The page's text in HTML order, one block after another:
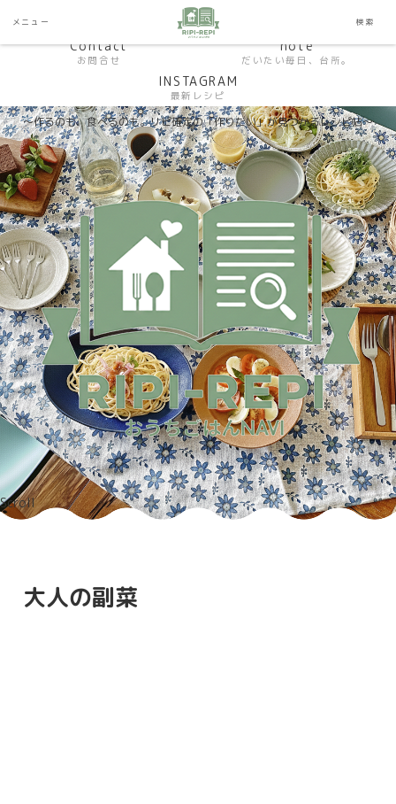
〜作るのも、食べるのも。リピ確定の「作りたい」が見つかるレシピ帖〜
Scroll
Contact
お問合せ
note
だいたい毎日、台所。
INSTAGRAM
最新レシピ
大人の副菜
メニュー 検索